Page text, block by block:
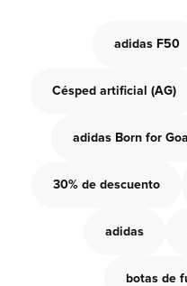
adidas F50
Césped artificial (AG)
adidas Born for
30% de descuento
adidas
botas de